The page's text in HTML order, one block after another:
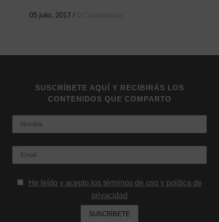
05 julio, 2017/
SUSCRÍBETE AQUÍ Y RECIBIRÁS LOS
CONTENIDOS QUE COMPARTO
He leído y acepto los términos de uso y política de
privacidad